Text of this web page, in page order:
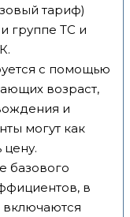
тариф)
группе ТС и
с помощью
возраст,
и
могут как
цену.
базового
в
включаются